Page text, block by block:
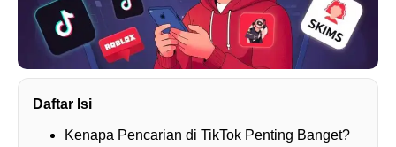
Daftar Isi
Kenapa Pencarian di TikTok Penting Banget?